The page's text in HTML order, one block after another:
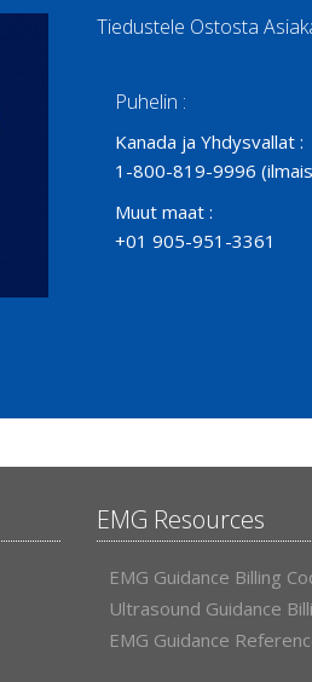
Tiedustele Ostosta
Puhelin :
Kanada ja Yhdysvallat :
1-800-819-9996
Muut maat :
+01 905-951-3361
EMG Resources
EMG Guidance Billing
Ultrasound Guidance
EMG Guidance